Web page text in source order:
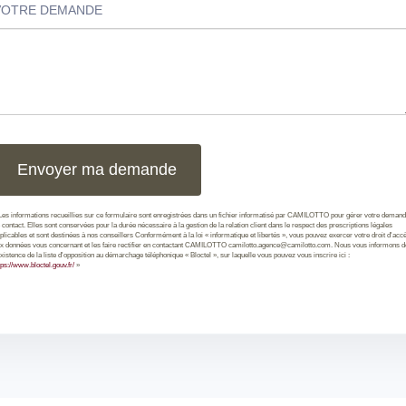
DEMANDE
informations recueillies sur ce formulaire sont enregistrées dans un fichier informatisé par CAMILOTTO pour gérer votre
contact. Elles sont conservées pour la durée nécessaire à la gestion de la relation client dans le respect des prescriptions légales
et sont destinées à nos conseillers Conformément à la loi « informatique et libertés », vous pouvez exercer votre droit
données vous concernant et les faire rectifier en contactant CAMILOTTO camilotto.agence@camilotto.com. Nous vous informons
de la liste d'opposition au démarchage téléphonique « Bloctel », sur laquelle vous pouvez vous inscrire ici :
www.bloctel.gouv.fr/ »